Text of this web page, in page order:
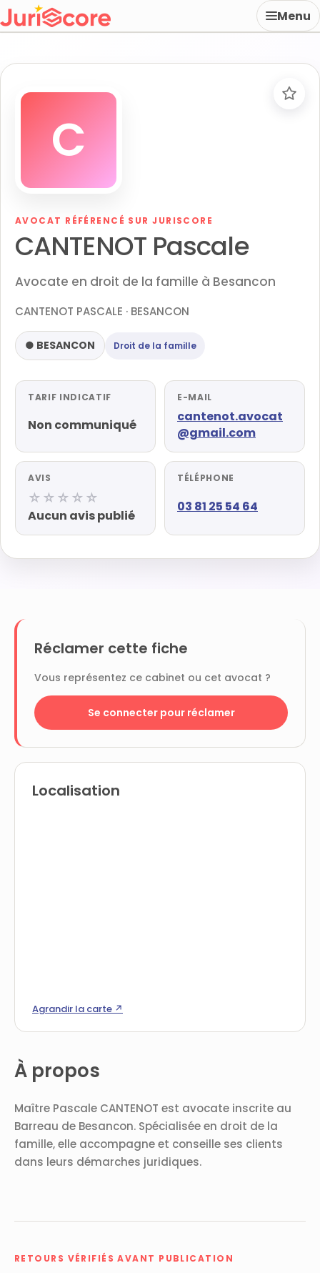
Menu
C
AVOCAT RÉFÉRENCÉ SUR JURISCORE
CANTENOT Pascale
Avocate en droit de la famille à Besancon
CANTENOT PASCALE · BESANCON
● BESANCON Droit de la famille
TARIF INDICATIF
Non communiqué
E-MAIL
cantenot.avocat
@gmail.com
AVIS
☆☆☆☆☆
Aucun avis publié
TÉLÉPHONE
03 81 25 54 64
À propos
Maître Pascale CANTENOT est avocate inscrite au
Barreau de Besancon. Spécialisée en droit de la
famille, elle accompagne et conseille ses clients
dans leurs démarches juridiques.
RETOURS VÉRIFIÉS AVANT PUBLICATION
Réclamer cette fiche
Vous représentez ce cabinet ou cet avocat ?
Se connecter pour réclamer
Localisation
Agrandir la carte ↗